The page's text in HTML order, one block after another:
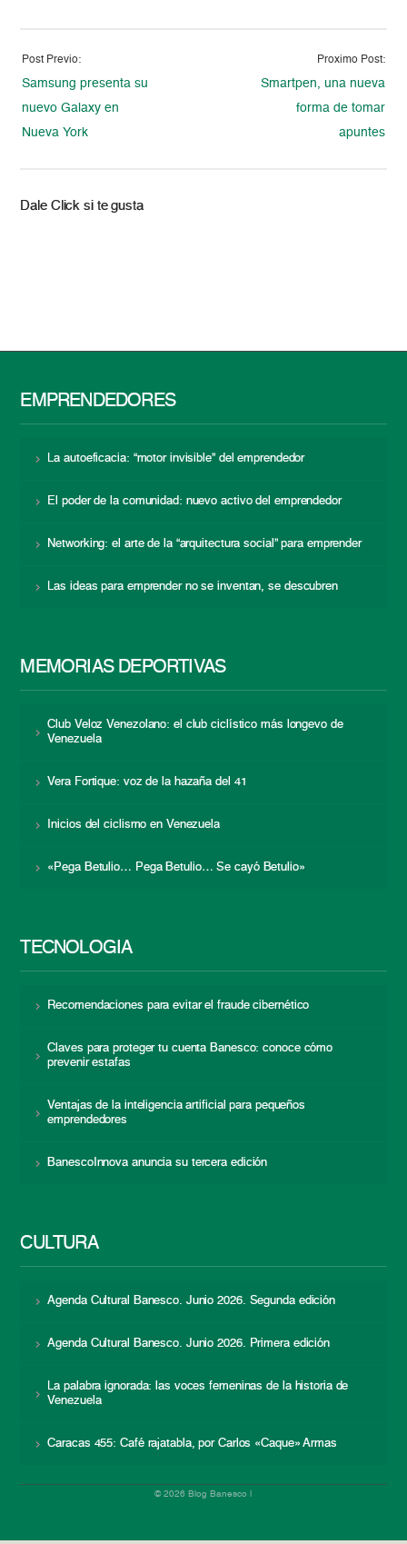
Post Previo:
Samsung presenta su
nuevo Galaxy en
Nueva York
Proximo Post:
Smartpen, una nueva
forma de tomar
apuntes
Dale Click si te gusta
EMPRENDEDORES
La autoeficacia: “motor invisible” del emprendedor
El poder de la comunidad: nuevo activo del emprendedor
Networking: el arte de la “arquitectura social” para emprender
Las ideas para emprender no se inventan, se descubren
MEMORIAS DEPORTIVAS
Club Veloz Venezolano: el club ciclístico más longevo de
Venezuela
Vera Fortique: voz de la hazaña del 41
Inicios del ciclismo en Venezuela
«Pega Betulio… Pega Betulio… Se cayó Betulio»
TECNOLOGÍA
Recomendaciones para evitar el fraude cibernético
Claves para proteger tu cuenta Banesco: conoce cómo
prevenir estafas
Ventajas de la inteligencia artificial para pequeños
emprendedores
BanescoInnova anuncia su tercera edición
CULTURA
Agenda Cultural Banesco. Junio 2026. Segunda edición
Agenda Cultural Banesco. Junio 2026. Primera edición
La palabra ignorada: las voces femeninas de la historia de
Venezuela
Caracas 455: Café rajatabla, por Carlos «Caque» Armas
© 2026 Blog Banesco |